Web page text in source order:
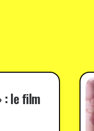
: le film